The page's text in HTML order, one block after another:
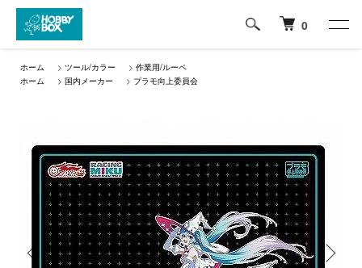
0
ホーム > ツール/カラー > 作業用/ルーペ
ホーム
> 国内メーカー > プラモ向上委員会